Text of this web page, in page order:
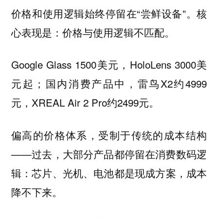
价格和使用逻辑始终停留在“尝鲜设备”。核
心表现是：价格与使用逻辑不匹配。
Google Glass 1500美元，HoloLens 3000美
元起；国内消费产品中，雷鸟X2约4999
元，XREAL Air 2 Pro约2499元。
偏高的价格体系，受制于传统的成本结构
——过去，大部分产品都停留在消费数码逻
辑：芯片、光机、电池都是现成方案，成本
降不下来。